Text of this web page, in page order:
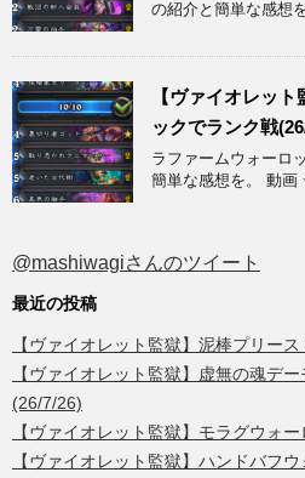
の紹介と簡単な感想
【ヴァイオレッ
ックでランク戦
ラファームウォーロ
簡単な感想を。 動画
@mashiwagiさんのツイート
最近の投稿
【ヴァイオレット監獄】泥棒プリー
【ヴァイオレット監獄】虚無の魂デ
(26/7/26)
【ヴァイオレット監獄】モラグウォ
【ヴァイオレット監獄】ハンドバフ